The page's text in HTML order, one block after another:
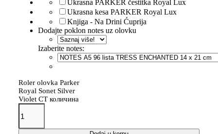
Ukrasna PARKER čestitka Royal Lux
Ukrasna kesa PARKER Royal Lux
Knjiga - Na Drini Ćuprija
Dodajte poklon notes uz olovku
Izaberite notes:
Roler olovka Parker
Royal Sonet Silver
Violet CT количина